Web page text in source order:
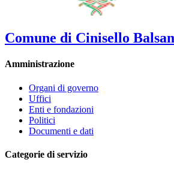
Comune di Cinisello
Amministrazione
Organi di governo
Uffici
Enti e fondazioni
Politici
Documenti e dati
Categorie di servizio